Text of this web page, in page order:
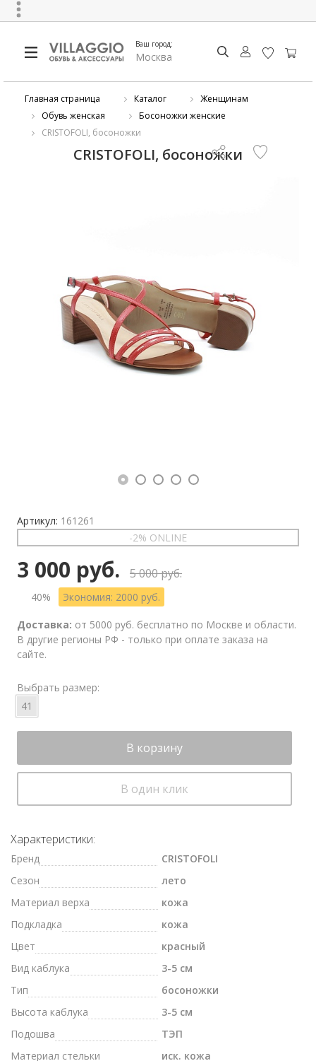
Ваш город:
Москва
Главная страница Каталог
Женщинам
Обувь женская
Босоножки женские
CRISTOFOLI, босоножки
CRISTOFOLI, босоножки
Артикул: 161261
-2% ONLINE
3 000 руб. 5 000 руб.
40% Экономия: 2000 руб.
Доставка: от 5000 руб. бесплатно по Москве и области.
В другие регионы РФ - только при оплате заказа на
сайте.
Выбрать размер:
41
В корзину
В один клик
Характеристики:
Бренд
CRISTOFOLI
Сезон
лето
Материал верха
кожа
Подкладка
кожа
Цвет
красный
Вид каблука
3-5 см
Тип
босоножки
Высота каблука
3-5 см
Подошва
ТЭП
Материал стельки
иск. кожа